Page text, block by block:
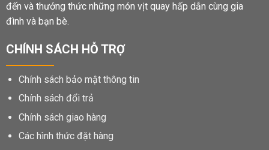
đến và thưởng thức những món vịt quay hấp dẫn cùng gia
đình và bạn bè.
CHÍNH SÁCH HỖ TRỢ
Chính sách bảo mật thông tin
Chính sách đổi trả
Chính sách giao hàng
Các hình thức đặt hàng